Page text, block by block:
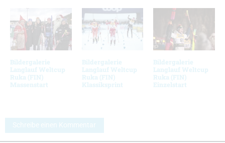
Bildergalerie
Langlauf Weltcup
Ruka (FIN)
Massenstart
Bildergalerie
Langlauf Weltcup
Ruka (FIN)
Klassiksprint
Bildergalerie
Langlauf Weltcup
Ruka (FIN)
Einzelstart
Schreibe einen Kommentar